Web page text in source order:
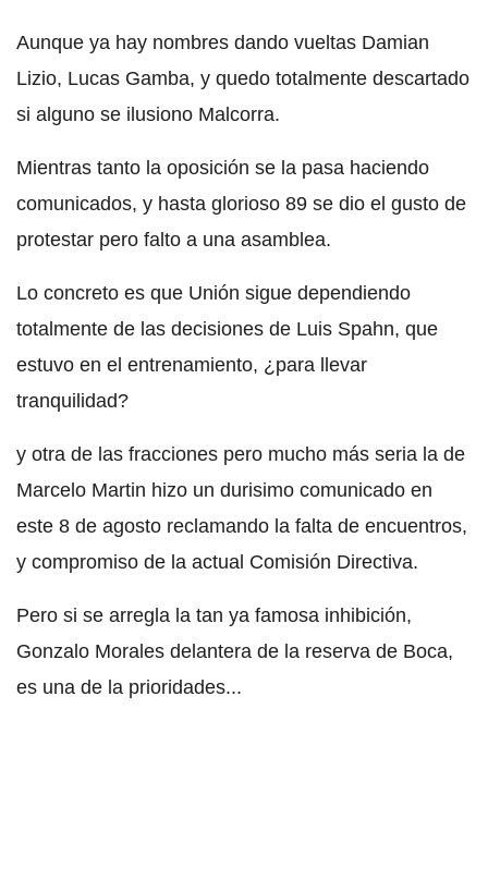
Aunque ya hay nombres dando vueltas Damian
Lizio, Lucas Gamba, y quedo totalmente descartado
si alguno se ilusiono Malcorra.
Mientras tanto la oposición se la pasa haciendo
comunicados, y hasta glorioso 89 se dio el gusto de
protestar pero falto a una asamblea.
Lo concreto es que Unión sigue dependiendo
totalmente de las decisiones de Luis Spahn, que
estuvo en el entrenamiento, ¿para llevar
tranquilidad?
y otra de las fracciones pero mucho más seria la de
Marcelo Martin hizo un durisimo comunicado en
este 8 de agosto reclamando la falta de encuentros,
y compromiso de la actual Comisión Directiva.
Pero si se arregla la tan ya famosa inhibición,
Gonzalo Morales delantera de la reserva de Boca,
es una de la prioridades...